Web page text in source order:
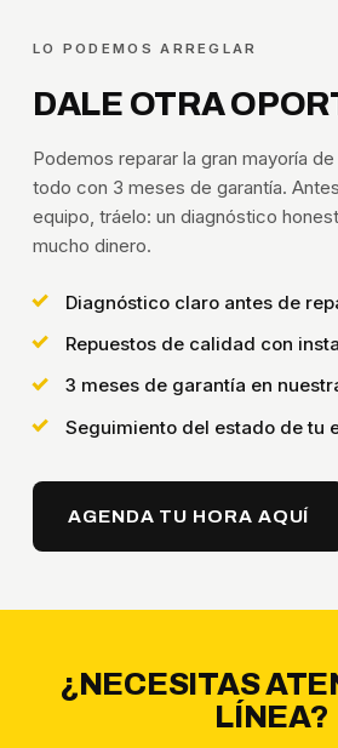
LO PODEMOS ARREGLAR
DALE OTRA
Podemos reparar la gran mayoría
todo con 3 meses de garantía.
equipo, tráelo: un diagnóstico
mucho dinero.
Diagnóstico claro antes de
Repuestos de calidad con
3 meses de garantía en
Seguimiento del estado de tu
AGENDA TU HORA AQUÍ
¿NECESITAS
LÍNEA?